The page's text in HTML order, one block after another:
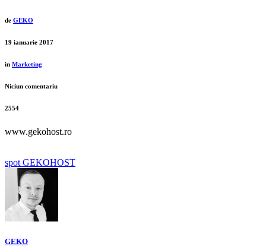
de GEKO
19 ianuarie 2017
in Marketing
Niciun comentariu
2554
www.gekohost.ro
spot GEKOHOST
GEKO